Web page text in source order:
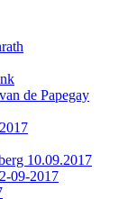
de Papegay
10.09.2017
09-2017